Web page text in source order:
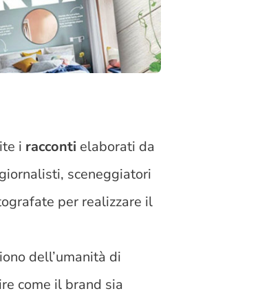
i racconti elaborati da
sceneggiatori
per realizzare il
dell’umanità di
come il brand sia